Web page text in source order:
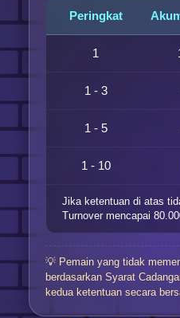
Peringkat
1
1 - 3
1 - 5
1 - 10
Jika ketentuan di atas
Turnover mencapai
💡 Pemain yang tidak
berdasarkan Syarat
kedua ketentuan secara